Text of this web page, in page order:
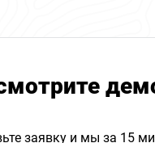
заявку и мы за 15